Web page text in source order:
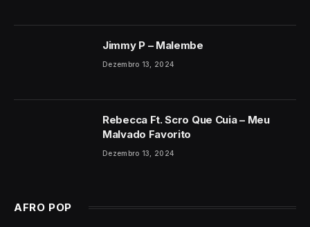
Jimmy P – Malembe
Dezembro 13, 2024
Rebecca Ft. Scro Que Cuia – Meu
Malvado Favorito
Dezembro 13, 2024
AFRO POP